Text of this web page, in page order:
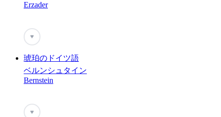
Erzader
♥
琥珀のドイツ語
ベルンシュタイン
Bernstein
♥